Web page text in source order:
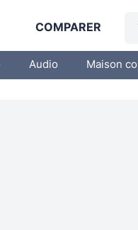
COMPARER
Audio Maison